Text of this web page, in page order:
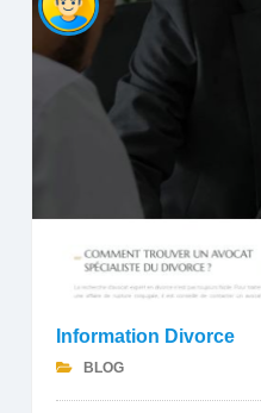
Information Divorce
BLOG